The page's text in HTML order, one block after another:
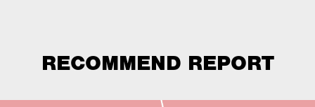
RECOMMEND REPORT